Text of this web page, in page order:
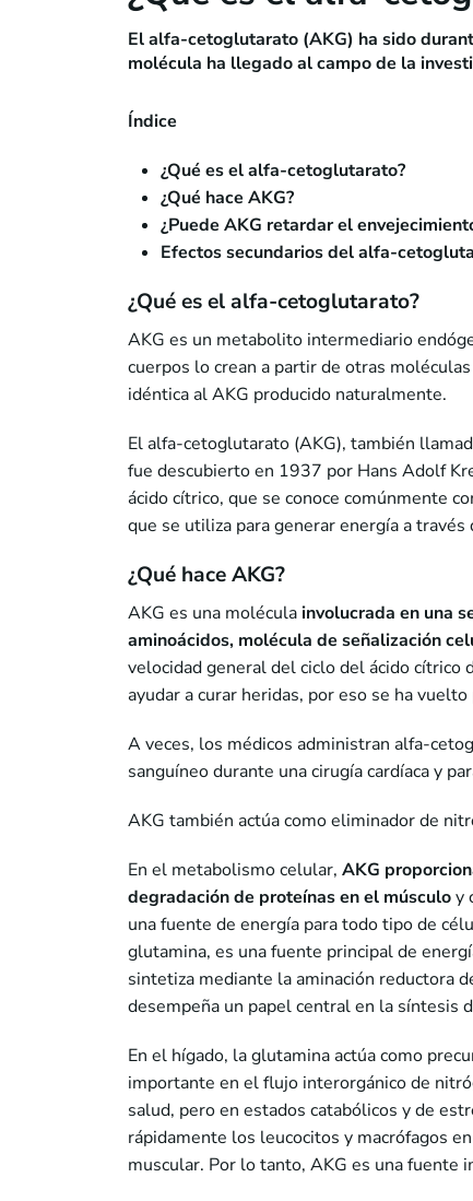
El alfa-cetoglutarato (AKG) ha sido
molécula ha llegado al campo de la
Índice
¿Qué es el alfa-cetoglutarato?
¿Qué hace AKG?
¿Puede AKG retardar el
Efectos secundarios del alfa-
¿Qué es el alfa-cetoglutarato?
AKG es un metabolito intermediario
cuerpos lo crean a partir de otras
idéntica al AKG producido naturalmente.
El alfa-cetoglutarato (AKG), también
fue descubierto en 1937 por Hans Adolf
ácido cítrico, que se conoce comúnmente
que se utiliza para generar energía a
¿Qué hace AKG?
AKG es una molécula involucrada en una
aminoácidos, molécula de señalización
velocidad general del ciclo del ácido cítrico
ayudar a curar heridas, por eso se ha
A veces, los médicos administran alfa-
sanguíneo durante una cirugía cardíaca y
AKG también actúa como eliminador de
En el metabolismo celular, AKG
degradación de proteínas en el músculoy
una fuente de energía para todo tipo de
glutamina, es una fuente principal de
sintetiza mediante la aminación reductora
desempeña un papel central en la síntesis
En el hígado, la glutamina actúa como
importante en el flujo interorgánico de
salud, pero en estados catabólicos y de
rápidamente los leucocitos y macrófagos
muscular. Por lo tanto, AKG es una fuente